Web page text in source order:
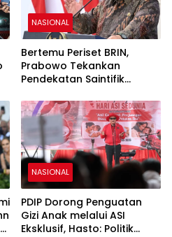
NASIONAL
Bertemu Periset BRIN,
Prabowo Tekankan
Pendekatan Saintifik
Bangsa
NASIONAL
PDIP Dorong Penguatan
Gizi Anak melalui ASI
Eksklusif, Hasto: Politik